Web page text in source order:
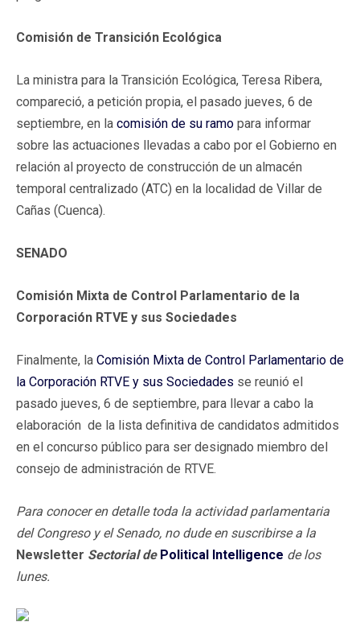
Comisión de Transición Ecológica
La ministra para la Transición Ecológica, Teresa Ribera,
compareció, a petición propia, el pasado jueves, 6 de
septiembre, en la comisión de su ramo para informar
sobre las actuaciones llevadas a cabo por el Gobierno en
relación al proyecto de construcción de un almacén
temporal centralizado (ATC) en la localidad de Villar de
Cañas (Cuenca).
SENADO
Comisión Mixta de Control Parlamentario de la
Corporación RTVE y sus Sociedades
Finalmente, la Comisión Mixta de Control Parlamentario de
la Corporación RTVE y sus Sociedades se reunió el
pasado jueves, 6 de septiembre, para llevar a cabo la
elaboración de la lista definitiva de candidatos admitidos
en el concurso público para ser designado miembro del
consejo de administración de RTVE.
Para conocer en detalle toda la actividad parlamentaria
del Congreso y el Senado, no dude en suscribirse a la
Newsletter Sectorial de Political Intelligence de los
lunes.